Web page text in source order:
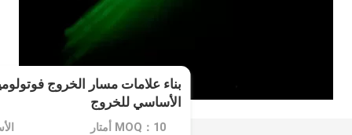
بناء علامات مسار الخروج
الأساسي للخروج
MOQ：10 أمتار